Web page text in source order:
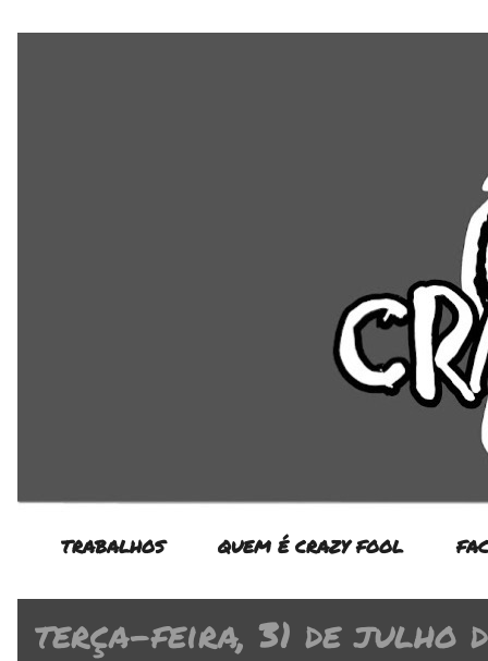
TRABALHOS QUEM É CRAZY FOOL
terça-feira, 31 de julho